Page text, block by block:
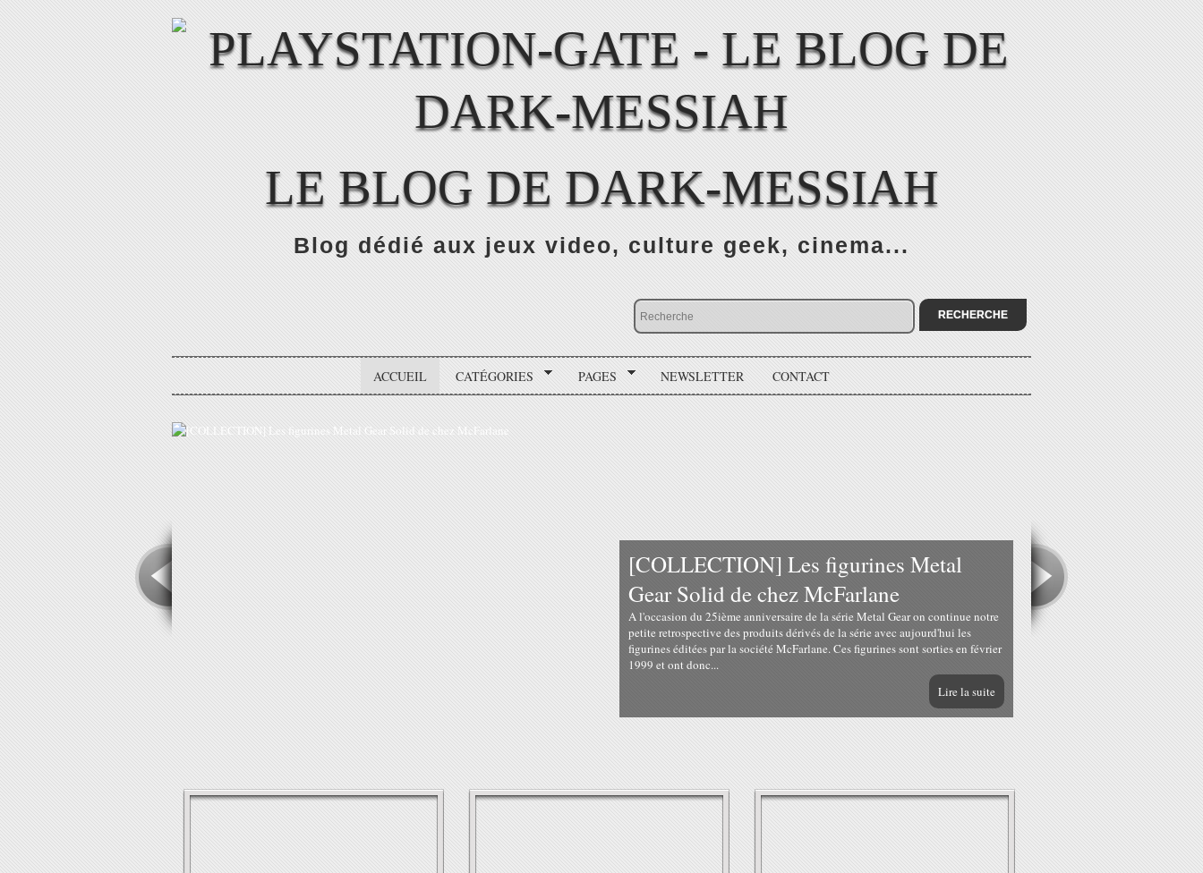
LE BLOG DE DARK-MESSIAH
Blog dédié aux jeux video, culture geek, cinema...
ACCUEIL CATÉGORIES PAGES NEWSLETTER CONTACT
[COLLECTION] Les figurines Metal
Gear Solid de chez McFarlane
A l'occasion du 25ième anniversaire de la série Metal Gear on continue notre
petite retrospective des produits dérivés de la série avec aujourd'hui les
figurines éditées par la société McFarlane. Ces figurines sont sorties en février
1999 et ont donc...
Lire la suite